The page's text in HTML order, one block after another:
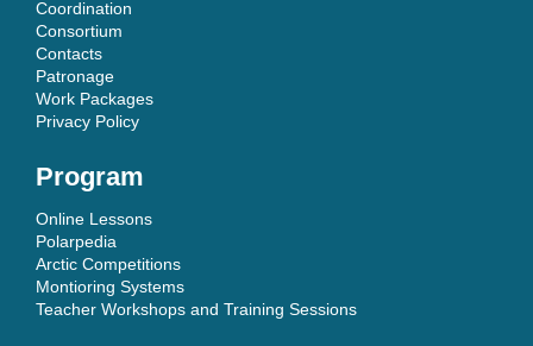
Coordination
Consortium
Contacts
Patronage
Work Packages
Privacy Policy
Program
Online Lessons
Polarpedia
Arctic Competitions
Montioring Systems
Teacher Workshops and Training Sessions